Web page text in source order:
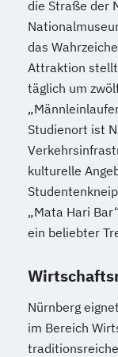
die Straße der
das
Attraktion stellt
täglich um
Studienort ist
kulturelle
„Mata Hari
ein beliebter
Nürnberg
im Bereich